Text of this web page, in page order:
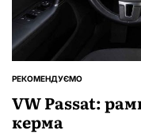
ОПУБЛІКУВАТИ
РЕКОМЕНДУЄМО
VW Passat:
керма